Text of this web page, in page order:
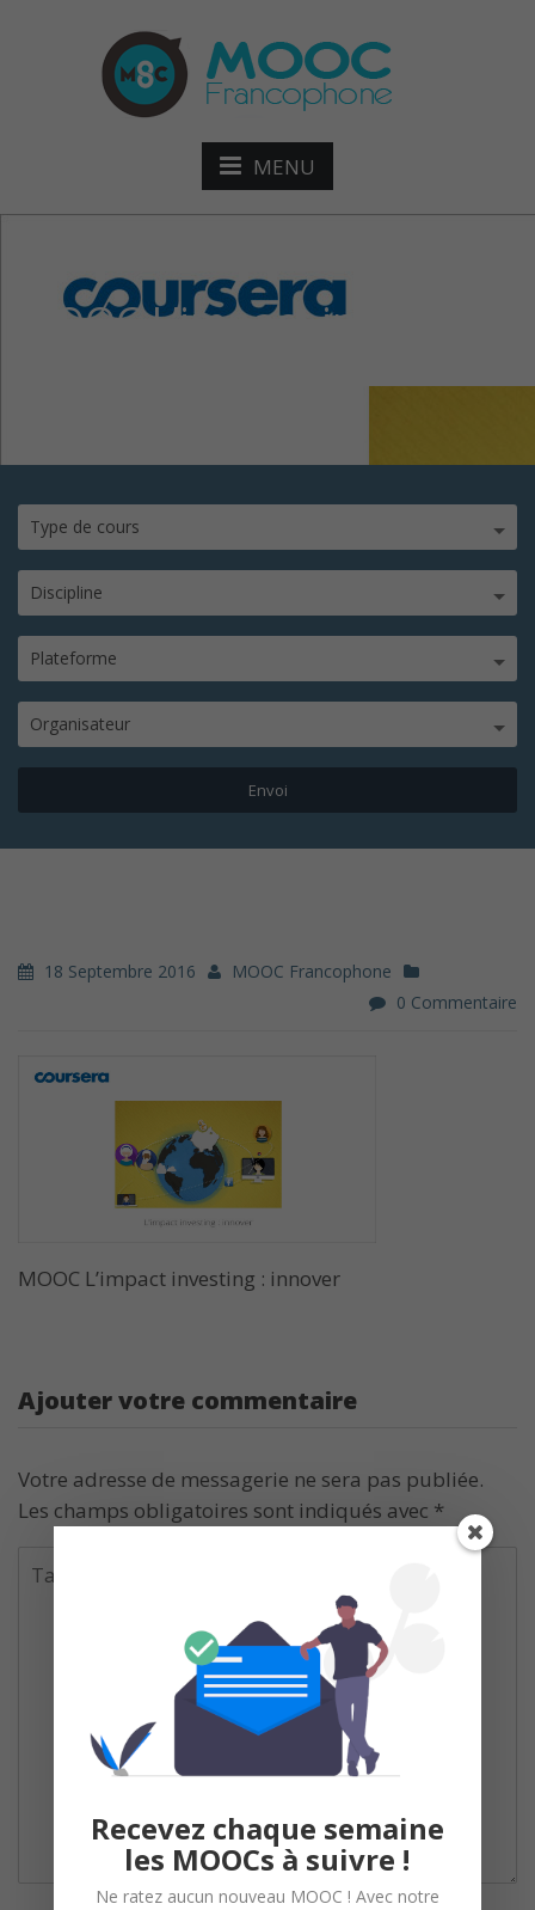
MENU
MOOC L’impact investing :
Type de cours
Discipline
Plateforme
Organisateur
18 Septembre 2016
MOOC Francophone
0 Commentaire
MOOC L’impact investing : innover
Ajouter votre commentaire
Votre adresse de messagerie ne sera pas publiée.
Les champs obligatoires sont indiqués avec *
Recevez chaque semaine
les MOOCs à suivre !
Ne ratez aucun nouveau MOOC ! Avec notre